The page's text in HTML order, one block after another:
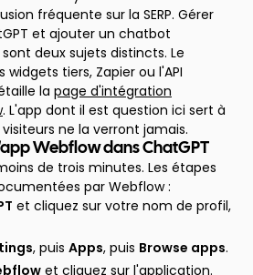
fréquente sur la SERP. Gérer
et ajouter un chatbot
deux sujets distincts. Le
tiers, Zapier ou l'API
la page d'intégration
. L'app dont il est question ici sert à
ne la verront jamais.
Webflow dans ChatGPT
de trois minutes. Les étapes
par Webflow :
et cliquez sur votre nom de profil,
, puis Apps, puis Browse apps.
et cliquez sur l'application.